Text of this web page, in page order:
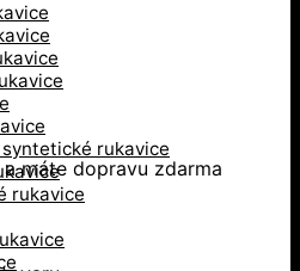
rukavice
rukavice
a máte dopravu zdarma